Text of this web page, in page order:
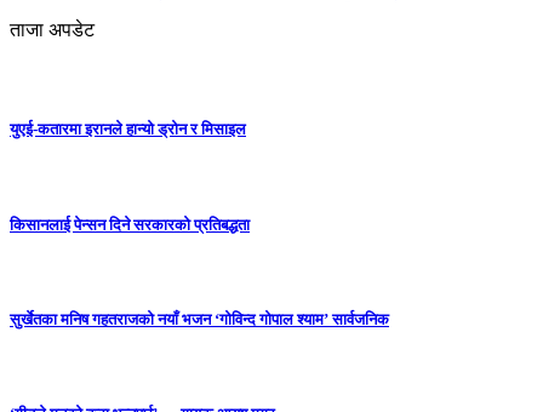
ताजा अपडेट
युएई-कतारमा इरानले हान्यो ड्रोन र मिसाइल
किसानलाई पेन्सन दिने सरकारको प्रतिबद्धता
सुर्खेतका मनिष गहतराजको नयाँ भजन ‘गोविन्द गोपाल श्याम’ सार्वजनिक